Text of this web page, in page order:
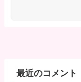
最近のコメント